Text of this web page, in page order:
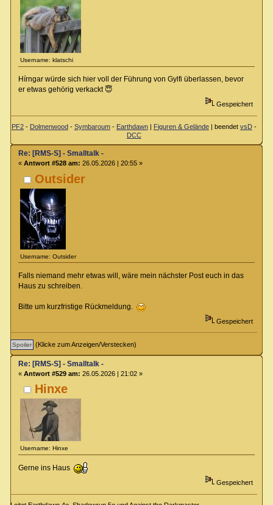
Username: klatschi
Hírngar würde sich hier voll der Führung von Gylfi überlassen, bevor
er etwas gehörig verkackt 😇
Gespeichert
PF2- Dolmenwood - Symbaroum- Earthdawn| Figuren & Gelände| beendet vsD-
DCC
Outsider
Username: Outsider
Re: [RMS-S] - Smalltalk -
« Antwort #528 am: 26.05.2026 | 20:55 »
Falls niemand mehr etwas will, wäre mein nächster Post euch in das
Haus zu schreiben.
Bitte um kurzfristige Rückmeldung.
Gespeichert
(Klicke zum Anzeigen/Verstecken)
Hinxe
Username: Hinxe
Re: [RMS-S] - Smalltalk -
« Antwort #529 am: 26.05.2026 | 21:02 »
Gerne ins Haus
Gespeichert